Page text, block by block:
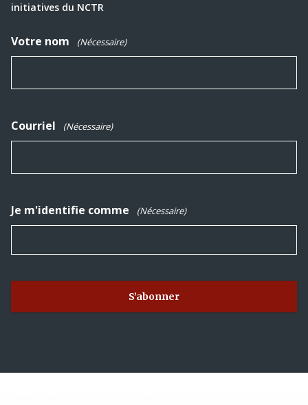
initiatives du NCTR
Votre nom (Nécessaire)
Courriel (Nécessaire)
Je m'identifie comme (Nécessaire)